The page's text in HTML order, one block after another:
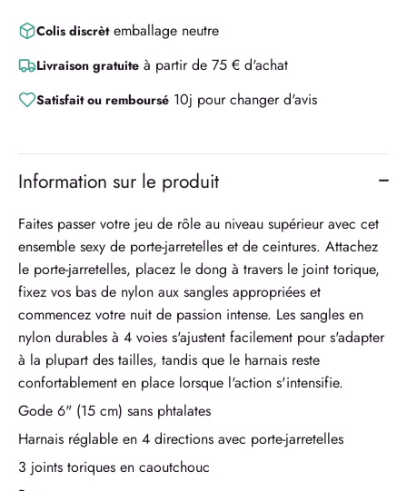
Colis discrètemballage neutre
Livraison gratuite à partir de 75 € d'achat
Satisfait ou remboursé 10j pour changer d'avis
Information sur le produit
Faites passer votre jeu de rôle au niveau supérieur avec cet
ensemble sexy de porte-jarretelles et de ceintures. Attachez
le porte-jarretelles, placez le dong à travers le joint torique,
fixez vos bas de nylon aux sangles appropriées et
commencez votre nuit de passion intense. Les sangles en
nylon durables à 4 voies s'ajustent facilement pour s'adapter
à la plupart des tailles, tandis que le harnais reste
confortablement en place lorsque l'action s'intensifie.
Gode 6" (15 cm) sans phtalates
Harnais réglable en 4 directions avec porte-jarretelles
3 joints toriques en caoutchouc